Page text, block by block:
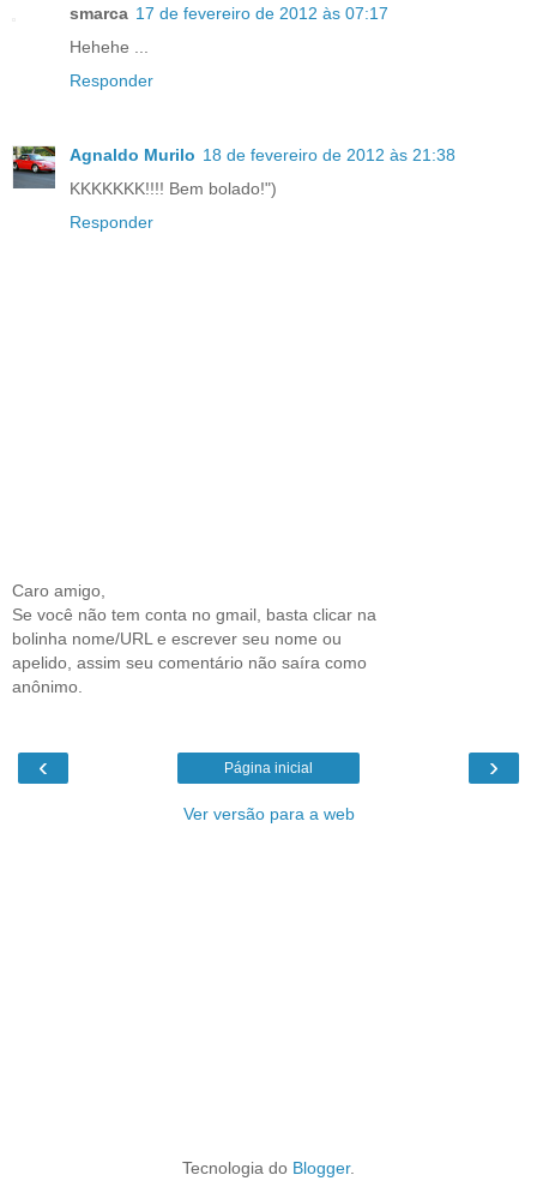
smarca 17 de fevereiro de 2012 às 07:17
Hehehe ...
Responder
Agnaldo Murilo 18 de fevereiro de 2012 às 21:38
KKKKKKK!!!! Bem bolado!")
Responder
Caro amigo,
Se você não tem conta no gmail, basta clicar na
bolinha nome/URL e escrever seu nome ou
apelido, assim seu comentário não saíra como
anônimo.
‹ ›
Página inicial
Ver versão para a web
Tecnologia do Blogger.